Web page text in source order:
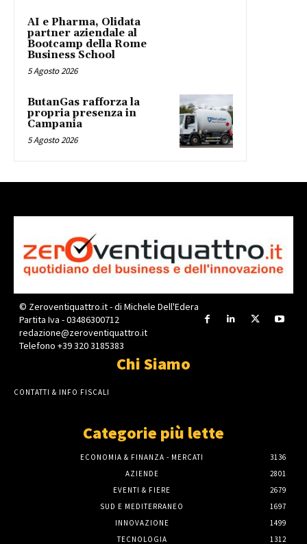
AI e Pharma, Olidata
partner aziendale al
Bootcamp della Rome
Business School
5 Agosto 2026
ButanGas rafforza la
propria presenza in
Campania
5 Agosto 2026
© Zeroventiquattro.it - di Michele Dell'Edera
Partita Iva - 03486300712
redazione@zeroventiquattro.it
Telefono +39 320 3185383
Chi Siamo
CONTATTI & INFO FISCALI
Categorie più lette
ECONOMIA & FINANZA - MERCATI
3136
AZIENDE
2801
EVENTI & FIERE
2679
SUD E MEDITERRANEO
1697
INNOVAZIONE
1499
TECNOLOGIA
1312